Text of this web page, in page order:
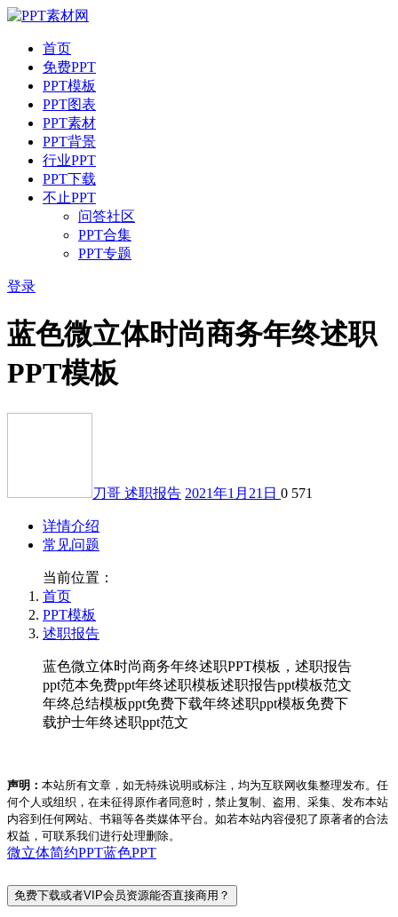
首页
免费PPT
PPT模板
PPT图表
PPT素材
PPT背景
行业PPT
PPT下载
不止PPT
问答社区
PPT合集
PPT专题
登录
蓝色微立体时尚商务年终述职
PPT模板
刀哥 述职报告 2021年1月21日 0 571
详情介绍
常见问题
当前位置：
首页
PPT模板
述职报告
蓝色微立体时尚商务年终述职PPT模板，述职报告
ppt范本免费ppt年终述职模板述职报告ppt模板范文
年终总结模板ppt免费下载年终述职ppt模板免费下
载护士年终述职ppt范文
声明： 本站所有文章，如无特殊说明或标注，均为互联网收集整理发布。任
何个人或组织，在未征得原作者同意时，禁止复制、盗用、采集、发布本站
内容到任何网站、书籍等各类媒体平台。如若本站内容侵犯了原著者的合法
权益，可联系我们进行处理删除。
微立体简约PPT蓝色PPT
免费下载或者VIP会员资源能否直接商用？